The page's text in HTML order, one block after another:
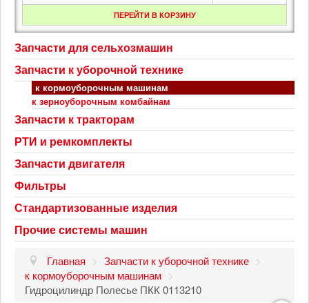
ПЕРЕЙТИ В КОРЗИНУ
Запчасти для сельхозмашин
Запчасти к уборочной технике
к кормоуборочным машинам
к зерноуборочным комбайнам
Запчасти к тракторам
РТИ и ремкомплекты
Запчасти двигателя
Фильтры
Стандартизованные изделия
Прочие системы машин
Главная > Запчасти к уборочной технике >
к кормоуборочным машинам >
Гидроцилиндр Полесье ПКК 0113210